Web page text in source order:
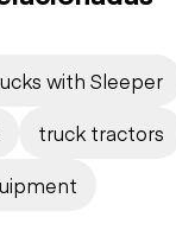
with Sleeper
truck tractors